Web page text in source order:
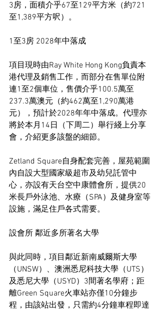
3房，面積介乎67至129平方米（約721
至1,389平方呎）。
1至3房 2028年中落成
項目現時由Ray White Hong Kong負責本
港代理及銷售工作，而部分在售單位附
連1至2個車位，售價介乎100.5萬至
237.3萬澳元（約462萬至1,290萬港
元），預計於2028年年中落成。代理亦
將於本月14日（下周二）舉行綫上分享
會，介紹更多該盤的細節。
Zetland Square自身配套完善，屋苑範圍
內自設大型國家級超市及幼兒託管中
心，亦設有天台空中康體會所，提供20
米長戶外泳池、水療（SPA）及健身室等
設施，滿足住戶各式需要。
設會所 鄰近多所著名大學
與此同時，項目鄰近新南威爾斯大學
（UNSW）、澳洲悉尼科技大學（UTS）
及悉尼大學（USYD）3間著名學府；距
離Green Square火車站亦僅10分鐘步
程，由該站出發，只需約4分鐘車程即達